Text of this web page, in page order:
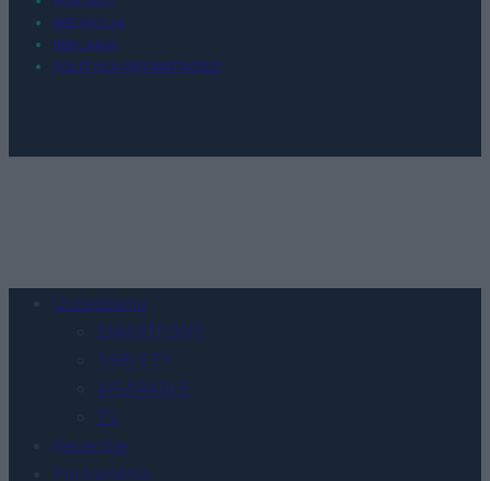
REDAKCJA
REKLAMA
POLITYKA PRYWATNOŚCI
Urządzenia
SMARTFONY
TABLETY
WEARABLE
TV
Recenzje
Porównania